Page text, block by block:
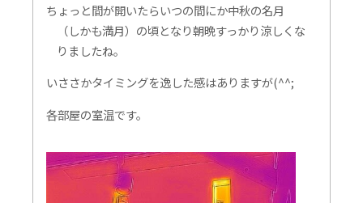
ちょっと間が開いたらいつの間にか中秋の名月
（しかも満月）の頃となり朝晩すっかり涼しくな
りましたね。
いささかタイミングを逸した感はありますが(^^;
各部屋の室温です。